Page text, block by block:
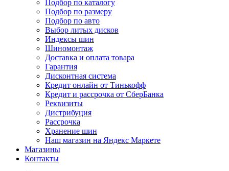
Подбор по каталогу
Подбор по размеру
Подбор по авто
Выбор литых дисков
Индексы шин
Шиномонтаж
Доставка и оплата товара
Гарантия
Дисконтная система
Кредит онлайн от Тинькофф
Кредит и рассрочка от СберБанка
Реквизиты
Дистрибуция
Рассрочка
Хранение шин
Наш магазин на Яндекс Маркете
Магазины
Контакты